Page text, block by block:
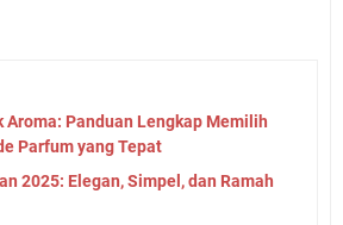
Aroma: Panduan Lengkap Memilih
Parfum yang Tepat
2025: Elegan, Simpel, dan Ramah